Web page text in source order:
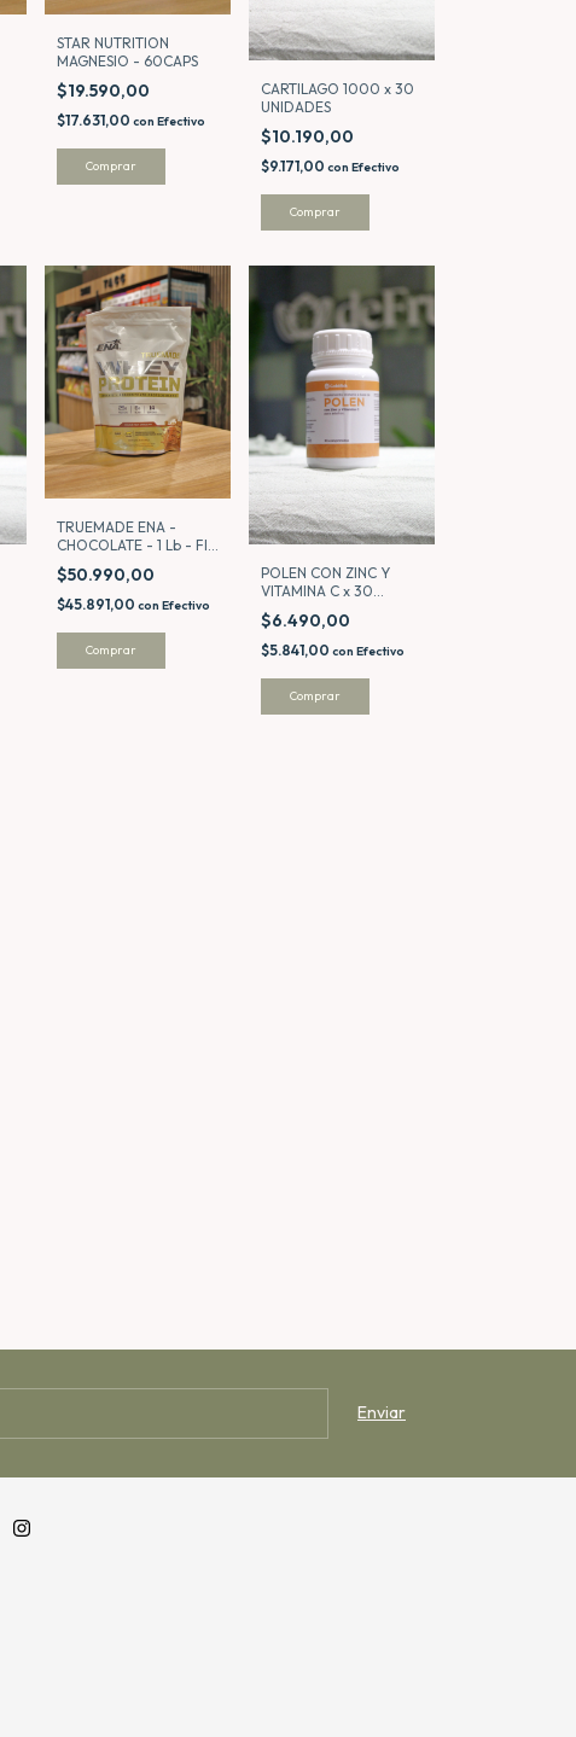
STAR NUTRITION
MAGNESIO - 60CAPS
$19.590,00
$17.631,00 con Efectivo
CARTILAGO 1000 x 30
UNIDADES
$10.190,00
$9.171,00 con Efectivo
TRUEMADE ENA -
CHOCOLATE - 1 Lb - FIT
TIME
$50.990,00
$45.891,00 con Efectivo
POLEN CON ZINC Y
VITAMINA C x 30
COMPRIMIDOS
$6.490,00
$5.841,00 con Efectivo